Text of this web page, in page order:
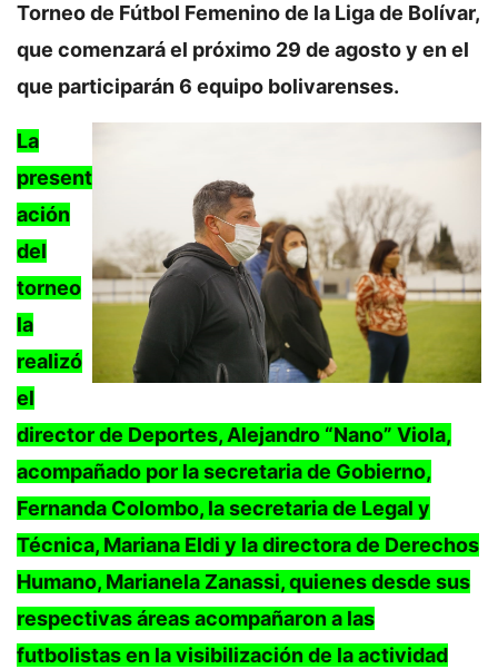
Torneo de Fútbol Femenino de la Liga de Bolívar,
que comenzará el próximo 29 de agosto y en el
que participarán 6 equipo bolivarenses.
La
present
ación
del
torneo
la
realizó
el
director de Deportes, Alejandro “Nano” Viola,
acompañado por la secretaria de Gobierno,
Fernanda Colombo, la secretaria de Legal y
Técnica, Mariana Eldi y la directora de Derechos
Humano, Marianela Zanassi, quienes desde sus
respectivas áreas acompañaron a las
futbolistas en la visibilización de la actividad